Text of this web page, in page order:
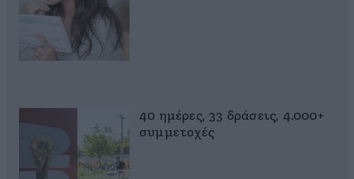
40 ημέρες, 33 δράσεις, 4.000+
συμμετοχές